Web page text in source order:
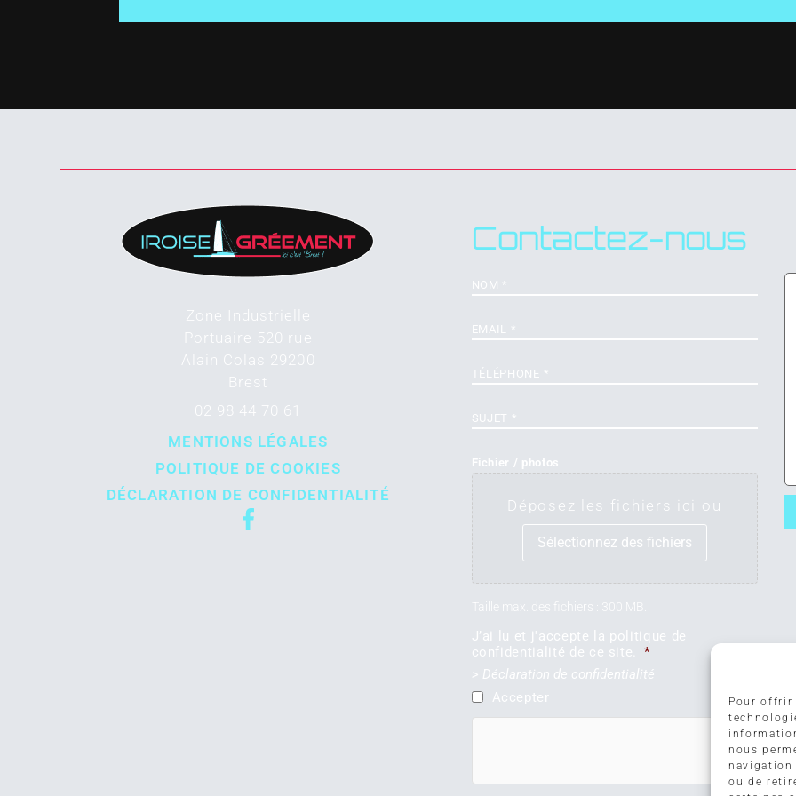
Pour offrir
nous
ou de
Zone Industrielle
Portuaire 520 rue
Alain Colas 29200
Brest
02 98 44 70 61
MENTIONS LÉGALES
POLITIQUE DE COOKIES
DÉCLARATION DE CONFIDENTIALITÉ
Contactez-nous
Nom
E-
mail *
Téléphone *
Sujet
Fichier / photos
Déposez les fichiers ici ou
Sélectionnez des fichiers
Taille max. des fichiers : 300 MB.
J’ai lu et j'accepte la politique de
confidentialité de ce site.
*
Accepter
> Déclaration de confidentialité